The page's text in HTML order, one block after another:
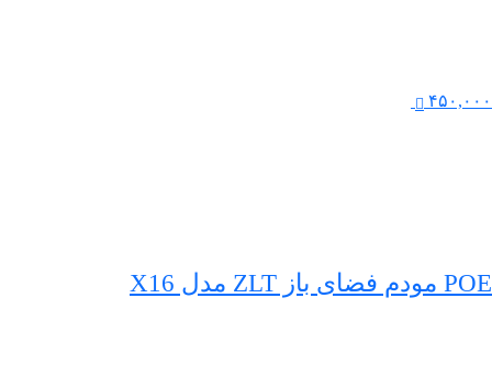
۴۵۰,۰۰۰
POE مودم فضای باز ZLT مدل X16